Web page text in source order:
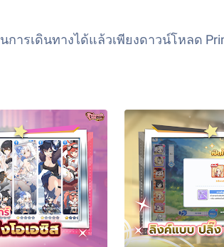
รเดินทางได้แล้วเพียงดาวน์โหลด